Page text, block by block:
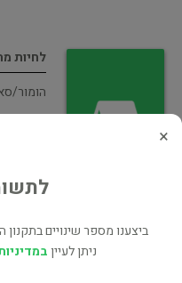
לחיות
הומור/
אקדמיה
×
ביצענו מספר שינויים
ניתן לעיין